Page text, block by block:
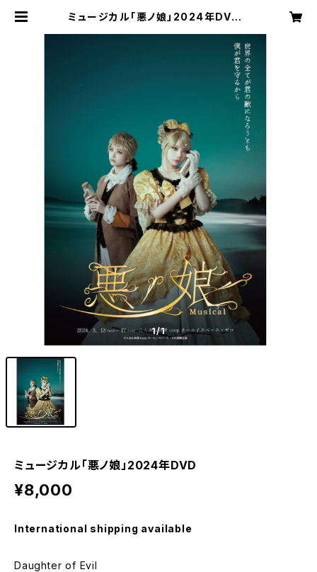
ミュージカル「悪ノ娘」2024年DVD |
1/1
ミュージカル「悪ノ娘」2024年DVD
¥8,000
International shipping available
Daughter of Evil